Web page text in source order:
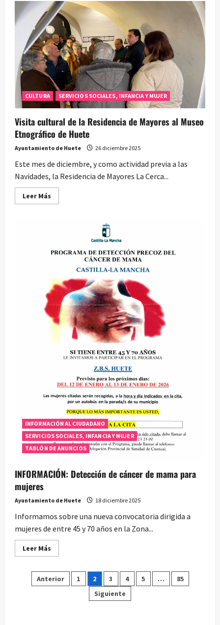
El
programa
Aula
de
Familia
de
Aldeas
Infantiles
cumple
6
años
en
Huete
CULTURA SERVICIOS SOCIALES, INFANCIA Y MUJER
Visita cultural de la Residencia de Mayores al Museo
Etnográfico de Huete
Ayuntamiento de Huete 26 diciembre 2025
Este mes de diciembre, y como actividad previa a las
Navidades, la Residencia de Mayores La Cerca...
Leer Más
más
Residencia
de
Museo
Etnográfico
de
Huete
INFORMACIÓN AL CIUDADANO
SERVICIOS SOCIALES, INFANCIA Y MUJER
TABLÓN DE ANUNCIOS
INFORMACIÓN: Detección de cáncer de mama para
mujeres
Ayuntamiento de Huete 18 diciembre 2025
Informamos sobre una nueva convocatoria dirigida a
mujeres de entre 45 y 70 años en la Zona...
Leer Más
más
INFORMACIÓN:
Detección
de
Paginación
Anterior 1 2 3 4 5 …
85
Siguiente